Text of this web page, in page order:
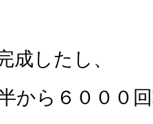
成したし、
から６０００